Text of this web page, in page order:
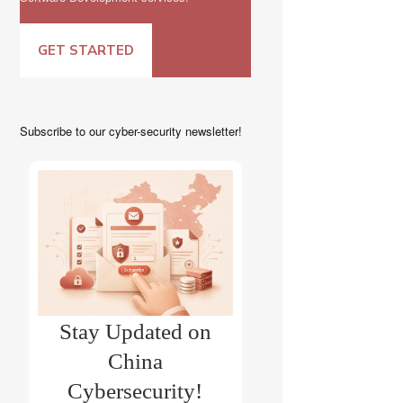
GET STARTED
Subscribe to our cyber-security newsletter!
Stay Updated on
China
Cybersecurity!